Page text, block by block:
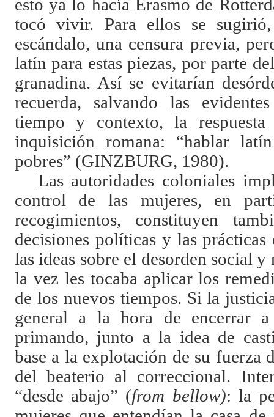
esto ya lo hacía Erasmo de
tocó vivir. Para ellos se
escándalo, una censura previa,
latín para estas piezas, por parte
granadina. Así se evitarían
recuerda, salvando las
tiempo y contexto, la
inquisición romana: “hablar
pobres” (GINZBURG, 1980).
Las autoridades coloniales
control de las mujeres, en
recogimientos, constituyen
decisiones políticas y las prácticas
las ideas sobre el desorden social
la vez les tocaba aplicar los
de los nuevos tiempos. Si la
general a la hora de encerrar
primando, junto a la idea de
base a la explotación de su fuerza
del beaterio al correccional.
“desde abajo” (from bellow): la